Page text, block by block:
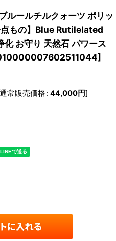
ルールチルクォーツ ポリッ
点もの】Blue Rutilelated
お守り 天然石 パワース
]
通常販売価格: 44,000円]